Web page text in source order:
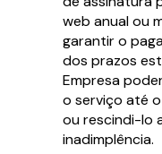
web anual ou
garantir o
dos prazos
Empresa
o serviço até
ou rescindi-lo
inadimplência.